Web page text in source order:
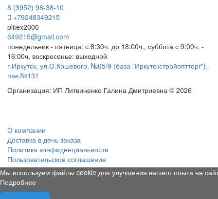
Мы используем файлы cookie для улучшения вашего опыта на
Подробнее
8 (3952) 98-38-10
+79248349215
plitex2000
649215@gmail.com
понедельник - пятница: с 8:30ч. до 18:00ч., суббота с 9:00ч. -
16:00ч, воскресенье: выходной
г.Иркутск, ул.О.Кошевого, №65/9 (база "Иркутскстройоптторг"),
пав.№131
Организация: ИП Литвиненко Галина Дмитриевна © 2026
О компании
Доставка в день заказа
Политика конфиденциальности
Пользовательское соглашение